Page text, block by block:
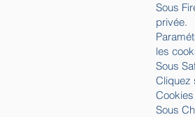
Sous
privée.
les
Sous
Cliquez
Sous